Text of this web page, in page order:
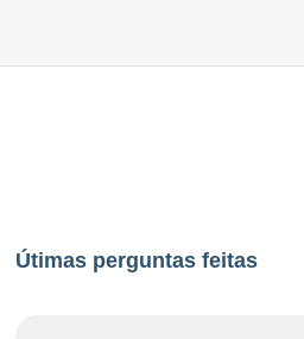
Útimas perguntas feitas